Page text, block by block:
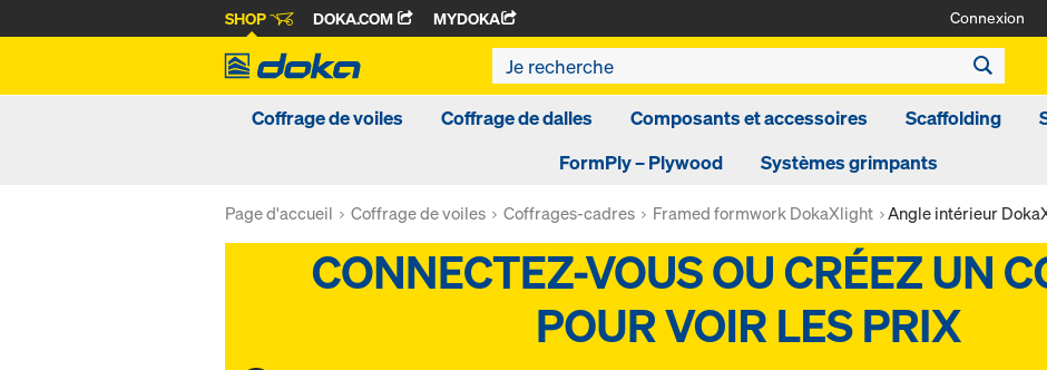
SHOP DOKA.COM MYDOKA Connexion
Coffrage de voiles Coffrage de dalles Composants et accessoires Scaffolding
FormPly – Plywood
Systèmes grimpants
Page d'accueil Coffrage de voiles Coffrages-cadres Framed formwork DokaXlight Angle intérieur